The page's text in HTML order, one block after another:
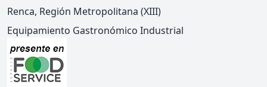
Renca, Región Metropolitana (XIII)
Equipamiento Gastronómico Industrial